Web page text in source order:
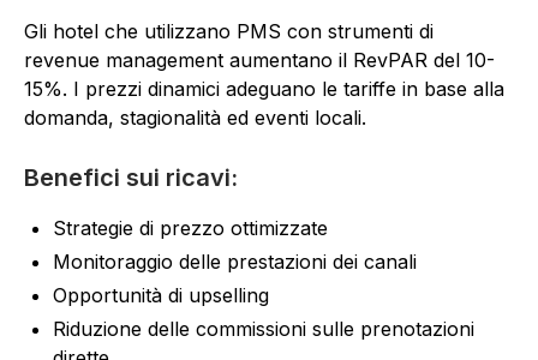
Gli hotel che utilizzano PMS con strumenti di
revenue management aumentano il RevPAR del 10-
15%. I prezzi dinamici adeguano le tariffe in base alla
domanda, stagionalità ed eventi locali.
Benefici sui ricavi:
Strategie di prezzo ottimizzate
Monitoraggio delle prestazioni dei canali
Opportunità di upselling
Riduzione delle commissioni sulle prenotazioni